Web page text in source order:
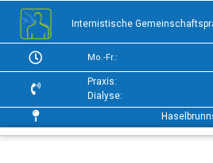
Internistische
Mo.-Fr.:
Praxis:
Dialyse: